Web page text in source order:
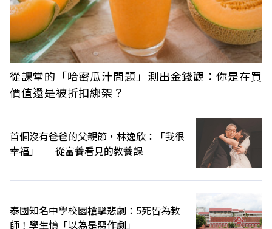
從課堂的「哈密瓜汁問題」測出金錢觀：你是在買
價值還是被折扣綁架？
首個沒有爸爸的父親節，林逸欣：「我很
幸福」——從富養看見的教養課
泰國知名中學校園槍擊悲劇：5死皆為教
師！學生憶「以為是惡作劇」